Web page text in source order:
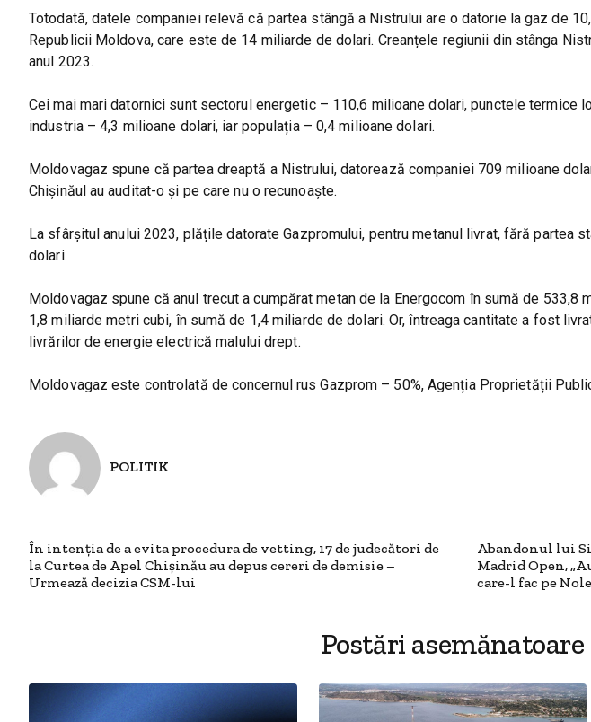
Totodată, datele companiei relevă că partea stângă a Nistrului are o datorie la gaz de
Republicii Moldova, care este de 14 miliarde de dolari. Creanțele regiunii din stânga
anul 2023.
Cei mai mari datornici sunt sectorul energetic – 110,6 milioane dolari, punctele termice
industria – 4,3 milioane dolari, iar populația – 0,4 milioane dolari.
Moldovagaz spune că partea dreaptă a Nistrului, datorează companiei 709 milioane
Chișinăul au auditat-o și pe care nu o recunoaște.
La sfârșitul anului 2023, plățile datorate Gazpromului, pentru metanul livrat, fără partea
dolari.
Moldovagaz spune că anul trecut a cumpărat metan de la Energocom în sumă de 533,8
1,8 miliarde metri cubi, în sumă de 1,4 miliarde de dolari. Or, întreaga cantitate a fost
livrărilor de energie electrică malului drept.
Moldovagaz este controlată de concernul rus Gazprom – 50%, Agenția Proprietății
POLITIK
În intenția de a evita procedura de vetting, 17 de judecători de
la Curtea de Apel Chișinău au depus cereri de demisie –
Urmează decizia CSM-lui
Abandonul lui
Madrid Open,
care-l fac pe
Postări asemănatoare